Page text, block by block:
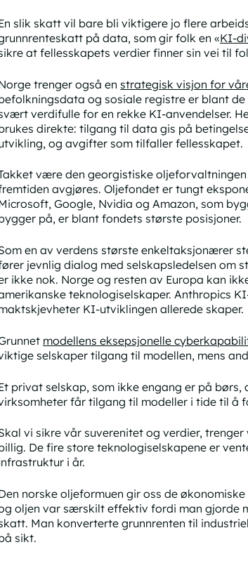
slik skatt vil bare bli viktigere jo flere
på data, som gir folk en «KI-
at fellesskapets verdier finner sin vei til
trenger også enstrategisk visjon for
og sosiale registre er blant
verdifulle for en rekke KI-anvendelser.
direkte: tilgang til data gis på
og avgifter som tilfaller fellesskapet.
være den georgistiske
avgjøres. Oljefondet er tungt
Google, Nvidia og Amazon, som
på, er blant fondets største posisjoner.
en av verdens største enkeltaksjonærer
jevnlig dialog med selskapsledelsen om
ikke nok. Norge og resten av Europa kan
teknologiselskaper. Anthropics
KI-utviklingen allerede skaper.
modellens eksepsjonelle
selskaper tilgang til modellen, mens
privat selskap, som ikke engang er på
får tilgang til modeller i tide til å
vi sikre vår suverenitet og verdier,
De fire store teknologiselskapene er
i år.
norske oljeformuen gir oss de
oljen var særskilt effektiv fordi man gjorde
Man konverterte grunnrenten til
sikt.